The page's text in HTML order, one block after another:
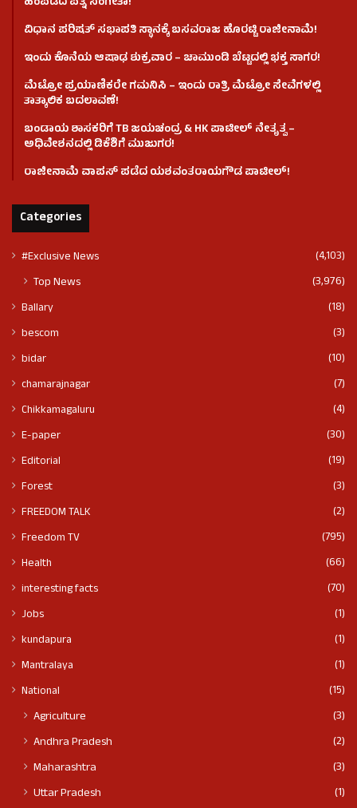
ವಿಧಾನ ಪರಿಷತ್ ಸಭಾಪತಿ ಸ್ಥಾನಕ್ಕೆ ಬಸವರಾಜ ಹೊರಟ್ಟಿ ರಾಜೀನಾಮೆ!
ಇಂದು ಕೊನೆಯ ಆಷಾಢ ಶುಕ್ರವಾರ – ಚಾಮುಂಡಿ ಬೆಟ್ಟದಲ್ಲಿ ಭಕ್ತ ಸಾಗರ!
ಮೆಟ್ರೋ ಪ್ರಯಾಣಿಕರೇ ಗಮನಿಸಿ – ಇಂದು ರಾತ್ರಿ ಮೆಟ್ರೋ ಸೇವೆಗಳಲ್ಲಿ
ತಾತ್ಕಾಲಿಕ ಬದಲಾವಣೆ!
ಬಂಡಾಯ ಶಾಸಕರಿಗೆ TB ಜಯಚಂದ್ರ & HK ಪಾಟೀಲ್ ನೇತೃತ್ವ –
ಅಧಿವೇಶನದಲ್ಲಿ ಡಿಕೆಶಿಗೆ ಮುಜುಗರ!
ರಾಜೀನಾಮೆ ವಾಪಸ್ ಪಡೆದ ಯಶವಂತರಾಯಗೌಡ ಪಾಟೀಲ್‌!
Categories
#Exclusive News (4,103)
Top News (3,976)
Ballary
(18)
bescom
(3)
bidar
(10)
chamarajnagar
(7)
Chikkamagaluru
(4)
E-paper
(30)
Editorial
(19)
Forest
(3)
FREEDOM TALK
(2)
Freedom TV
(795)
Health
(66)
interesting facts
(70)
Jobs
(1)
kundapura
(1)
Mantralaya
(1)
National
(15)
Agriculture
(3)
Andhra Pradesh
(2)
Maharashtra
(3)
Uttar Pradesh
(1)